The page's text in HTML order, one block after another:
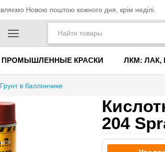
Новою поштою кожного дня, крім неділі.
ПРОМЫШЛЕННЫЕ КРАСКИ ЛКМ: ЛАК,
Грунт в баллончике
204